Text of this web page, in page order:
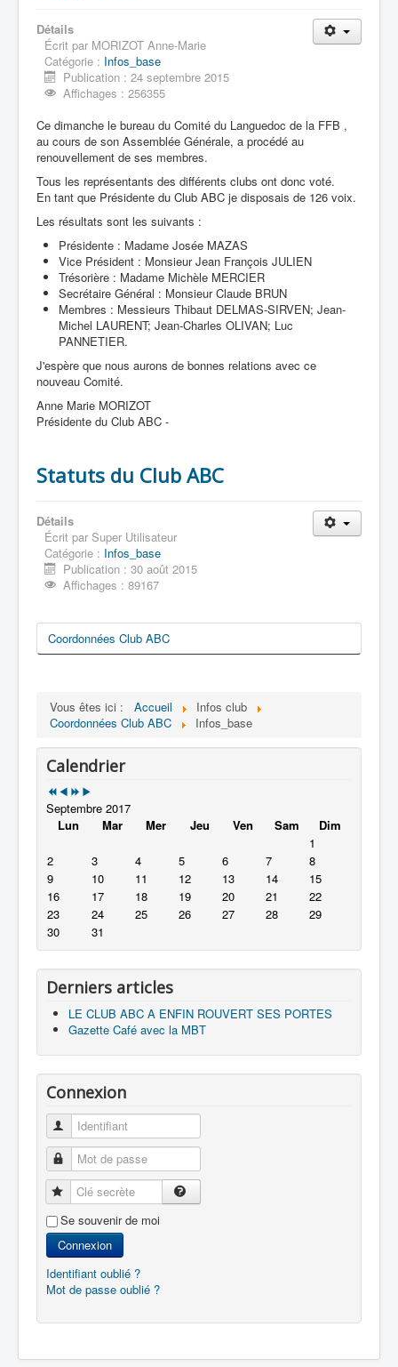
Détails
Écrit par MORIZOT Anne-Marie
Catégorie : Infos_base
Publication : 24 septembre 2015
Affichages : 256355
Ce dimanche le bureau du Comité du Languedoc de la FFB ,
au cours de son Assemblée Générale, a procédé au
renouvellement de ses membres.
Tous les représentants des différents clubs ont donc voté.
En tant que Présidente du Club ABC je disposais de 126 voix.
Les résultats sont les suivants :
Présidente : Madame Josée MAZAS
Vice Président : Monsieur Jean François JULIEN
Trésorière : Madame Michèle MERCIER
Secrétaire Général : Monsieur Claude BRUN
Membres : Messieurs Thibaut DELMAS-SIRVEN; Jean-
Michel LAURENT; Jean-Charles OLIVAN; Luc
PANNETIER.
J'espère que nous aurons de bonnes relations avec ce
nouveau Comité.
Anne Marie MORIZOT
Présidente du Club ABC -
Statuts du Club ABC
Détails
Écrit par Super Utilisateur
Catégorie : Infos_base
Publication : 30 août 2015
Affichages : 89167
Coordonnées Club ABC
Vous êtes ici : Accueil
Infos club
Coordonnées Club ABC
Infos_base
Calendrier
Septembre 2017
Lun
Mar Mer Jeu Ven Sam
Dim
1
2
3 4 5 6 7
8
9
10 11 12 13 14
15
16
17 18 19 20 21
22
23
24 25 26 27 28
29
30
31
Derniers articles
LE CLUB ABC A ENFIN ROUVERT SES PORTES
Gazette Café avec la MBT
Connexion
Identifiant
Mot de passe
Clé secrète
Se souvenir de moi
Connexion
Identifiant oublié ?
Mot de passe oublié ?